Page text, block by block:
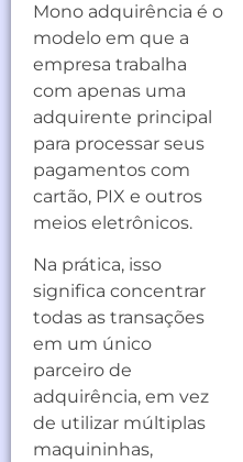
Mono adquirência é o
modelo em que a
empresa trabalha
com apenas uma
adquirente principal
para processar seus
pagamentos com
cartão, PIX e outros
meios eletrônicos.
Na prática, isso
significa concentrar
todas as transações
em um único
parceiro de
adquirência, em vez
de utilizar múltiplas
maquininhas,